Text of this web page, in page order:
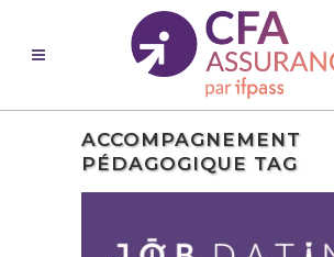
ACCOMPAGNEMENT
PÉDAGOGIQUE TAG